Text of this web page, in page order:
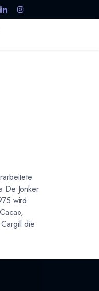
De Jonker
wird
die